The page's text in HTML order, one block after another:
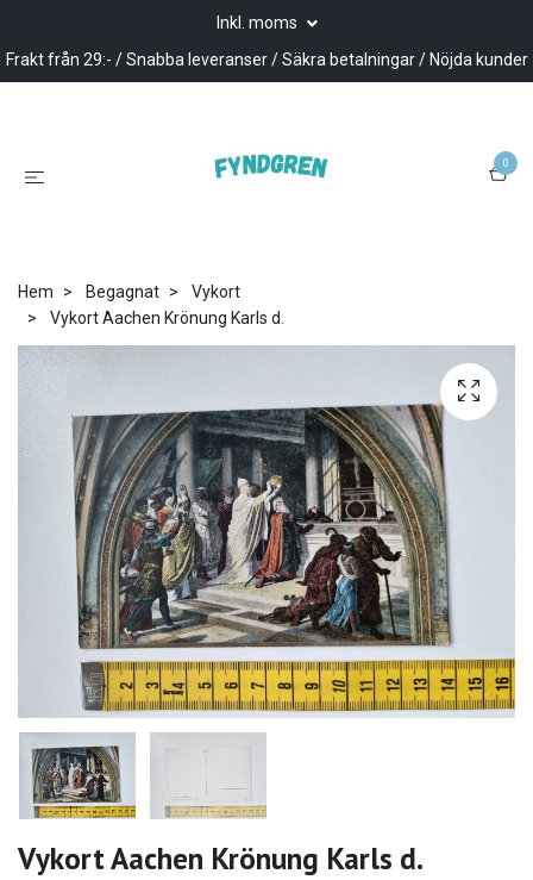
Inkl. moms
Frakt från 29:- / Snabba leveranser / Säkra betalningar / Nöjda kunder
0
Hem Begagnat
Vykort
Vykort Aachen Krönung Karls d.
Vykort Aachen Krönung Karls d.